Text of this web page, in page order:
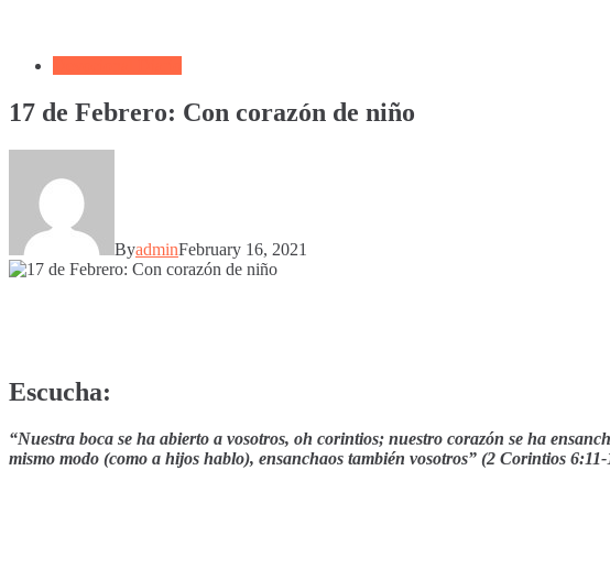
17 de Febrero: Con corazón de niño
ByadminFebruary 16, 2021
Escucha:
“Nuestra boca se ha abierto a vosotros, oh corintios; nuestro corazón se ha
mismo modo (como a hijos hablo), ensanchaos también vosotros” (2 Corintios 6:11-